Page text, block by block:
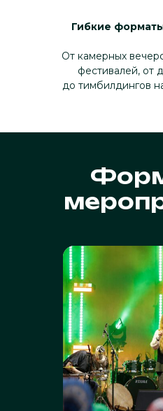
Гибкие
От камерных
фестивалей, от
до тимбилдингов